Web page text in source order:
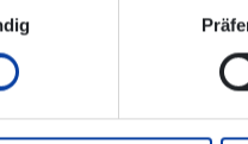
in der elektronischen